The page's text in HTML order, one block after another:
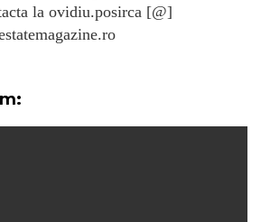
la ovidiu.posirca [@]